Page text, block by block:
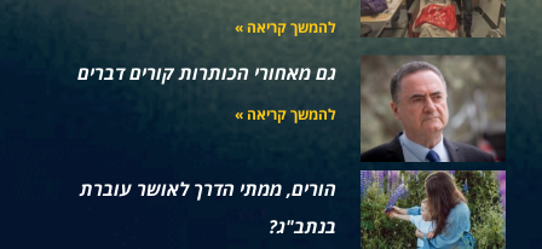
להמשך קריאה »
גם מאחורי הכותרות קורים דברים
להמשך קריאה »
הורים, ממתי הדרך לאושר עוברת
בנתב"ג?